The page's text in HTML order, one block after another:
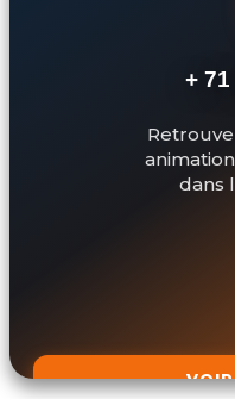
+
dans